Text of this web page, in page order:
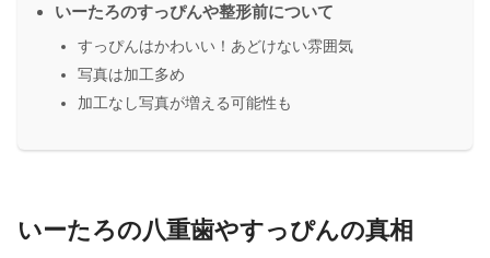
いーたろのすっぴんや整形前について
すっぴんはかわいい！あどけない雰囲気
写真は加工多め
加工なし写真が増える可能性も
いーたろの八重歯やすっぴんの真相